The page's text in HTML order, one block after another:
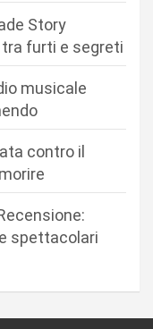
Story
tra furti e segreti
musicale
contro il
spettacolari